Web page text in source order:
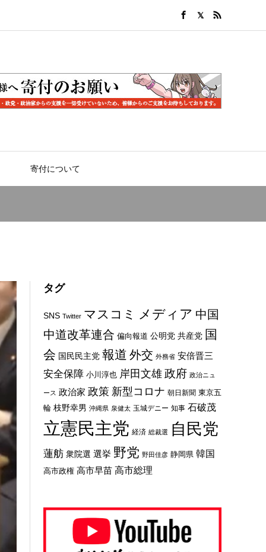
寄付について
タグ
SNS Twitter マスコミ メディア 中国
中道改革連合 偏向報道 公明党 共産党 国
会 国民民主党 報道 外交 外務省 安倍晋三
安全保障 小川淳也 岸田文雄 政府 政治ニュ
ース 政治家 政策 新型コロナ 朝日新聞 東京五
輪 枝野幸男 沖縄県 泉健太 玉城デニー 知事 石破茂
立憲民主党 経済 総裁選 自民党
蓮舫 衆院選 選挙 野党 野田佳彦 静岡県 韓国
高市政権 高市早苗 高市総理